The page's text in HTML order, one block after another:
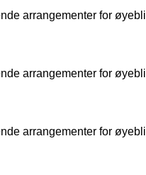
arrangementer for
arrangementer for
arrangementer for